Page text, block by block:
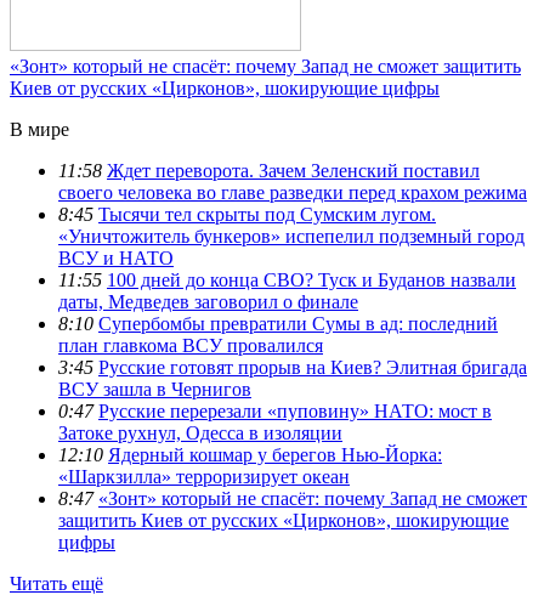
«Зонт» который не спасёт: почему Запад не сможет защитить
Киев от русских «Цирконов», шокирующие цифры
В мире
11:58 Ждет переворота. Зачем Зеленский поставил
своего человека во главе разведки перед крахом режима
8:45 Тысячи тел скрыты под Сумским лугом.
«Уничтожитель бункеров» испепелил подземный город
ВСУ и НАТО
11:55 100 дней до конца СВО? Туск и Буданов назвали
даты, Медведев заговорил о финале
8:10 Супербомбы превратили Сумы в ад: последний
план главкома ВСУ провалился
3:45 Русские готовят прорыв на Киев? Элитная бригада
ВСУ зашла в Чернигов
0:47 Русские перерезали «пуповину» НАТО: мост в
Затоке рухнул, Одесса в изоляции
12:10 Ядерный кошмар у берегов Нью-Йорка:
«Шаркзилла» терроризирует океан
8:47 «Зонт» который не спасёт: почему Запад не сможет
защитить Киев от русских «Цирконов», шокирующие
цифры
Читать ещё